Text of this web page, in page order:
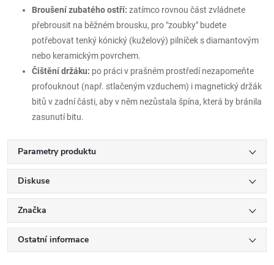
Broušení zubatého ostří: zatímco rovnou část zvládnete
přebrousit na běžném brousku, pro "zoubky" budete
potřebovat tenký kónický (kuželový) pilníček s diamantovým
nebo keramickým povrchem.
Čištění držáku: po práci v prašném prostředí nezapomeňte
profouknout (např. stlačeným vzduchem) i magnetický držák
bitů v zadní části, aby v něm nezůstala špína, která by bránila
zasunutí bitu.
Parametry produktu
Diskuse
Značka
Ostatní informace